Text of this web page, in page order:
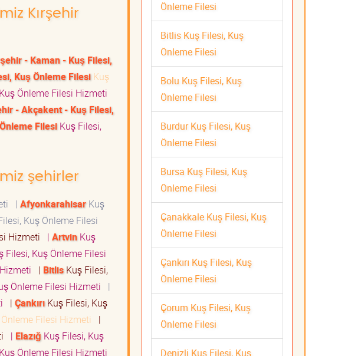
Kırşehir
- Kaman - Kuş Filesi,
Kuş Önleme FilesiKuş
Önleme Filesi Hizmeti
- Akçakent - Kuş Filesi,
FilesiKuş Filesi,
şehirler
| Afyonkarahisar Kuş
Kuş Önleme Filesi
Hizmeti | ArtvinKuş
Filesi, Kuş Önleme Filesi
| BitlisKuş Filesi,
Önleme Filesi Hizmeti
|
| ÇankırıKuş Filesi, Kuş
Filesi Hizmeti
|
| Elazığ Kuş Filesi, Kuş
Önleme Filesi Hizmeti
Önleme Filesi
Bitlis Kuş Filesi, Kuş
Önleme Filesi
Bolu Kuş Filesi, Kuş
Önleme Filesi
Burdur Kuş Filesi, Kuş
Önleme Filesi
Bursa Kuş Filesi, Kuş
Önleme Filesi
Çanakkale Kuş Filesi, Kuş
Önleme Filesi
Çankırı Kuş Filesi, Kuş
Önleme Filesi
Çorum Kuş Filesi, Kuş
Önleme Filesi
Denizli Kuş Filesi, Kuş